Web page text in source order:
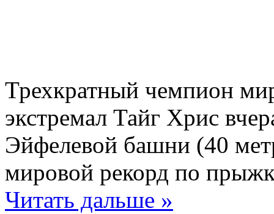
Трехкратный чемпион
экстремал Тайг Хрис
Эйфелевой башни (40
мировой рекорд по
Читать дальше »